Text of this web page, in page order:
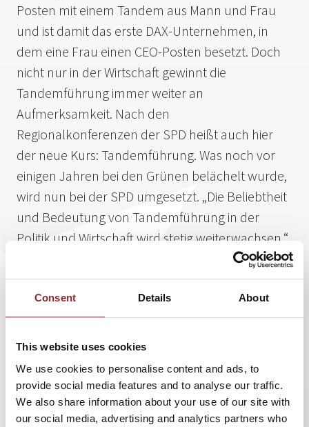
Consent Details About
This website uses cookies
We use cookies to personalise content and ads, to
provide social media features and to analyse our traffic.
We also share information about your use of our site with
our social media, advertising and analytics partners who
Posten mit einem Tandem aus Mann und Frau
und ist damit das erste DAX-Unternehmen, in
dem eine Frau einen CEO-Posten besetzt. Doch
nicht nur in der Wirtschaft gewinnt die
Tandemführung immer weiter an
Aufmerksamkeit. Nach den
Regionalkonferenzen der SPD heißt auch hier
der neue Kurs: Tandemführung. Was noch vor
einigen Jahren bei den Grünen belächelt wurde,
wird nun bei der SPD umgesetzt. „Die Beliebtheit
und Bedeutung von Tandemführung in der
Politik und Wirtschaft wird stetig weiterwachsen,“
sagt die Leadership- und Diversity Expertin
Stefanie Voss.
beantworten. In ihrem neuesten Video auf Social Media
Leadership Expertin das hochaktuelle Thema
Tandemführung und zeigt die klaren Vorteile von geteilter
Führungsmacht. Führungskräfte, die im Tandem arbeiten,